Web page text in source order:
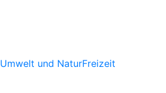
Umwelt und NaturFreizeit